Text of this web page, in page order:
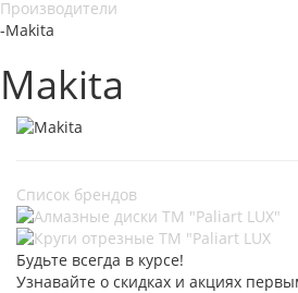
Производители
-Makita
Makita
Список брендов
Будьте всегда в курсе!
Узнавайте о скидках и акциях